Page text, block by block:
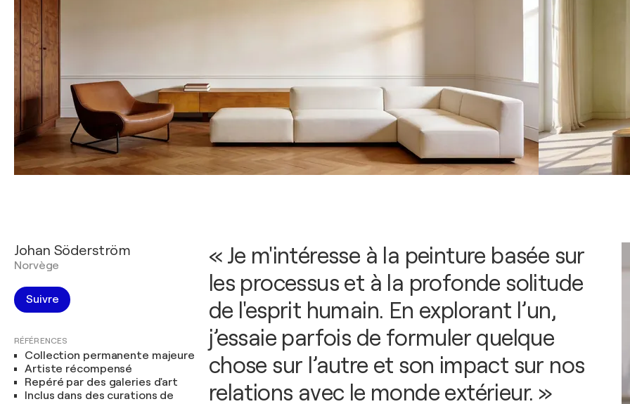
Johan Söderström
Norvège
Suivre
RÉFÉRENCES
Collection permanente majeure
Artiste récompensé
Repéré par des galeries d'art
Inclus dans des curations de
« Je m'intéresse à la peinture basée sur
les processus et à la profonde solitude
de l'esprit humain. En explorant l’un,
j’essaie parfois de formuler quelque
chose sur l’autre et son impact sur nos
relations avec le monde extérieur. »